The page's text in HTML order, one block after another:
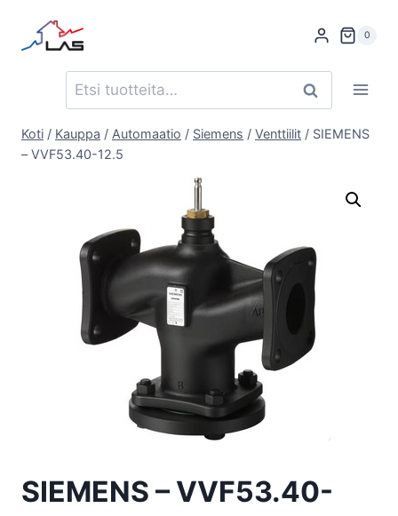
sisältöön
0
Etsi: Haku
Koti / Kauppa / Automaatio / Siemens / Venttiilit / SIEMENS
– VVF53.40-12.5
SIEMENS – VVF53.40-